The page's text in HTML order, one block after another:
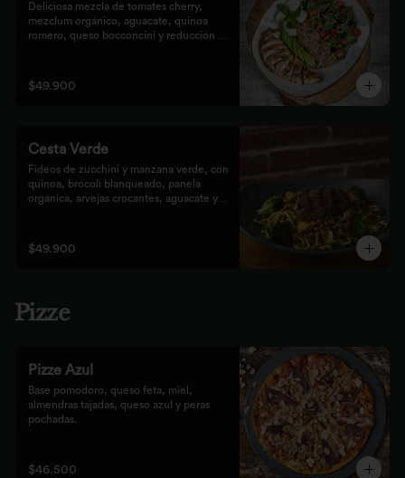
Deliciosa mezcla de tomates cherry,
mezclum orgánico, aguacate, quinoa
romero, queso bocconcini y reducción
$49.900
Cesta Verde
Fideos de zucchini y manzana verde, con
quinoa, brócoli blanqueado, panela
orgánica, arvejas crocantes, aguacate y
$49.900
Pizze
Pizze Azul
Base pomodoro, queso feta, miel,
almendras tajadas, queso azul y peras
pochadas.
$46.500